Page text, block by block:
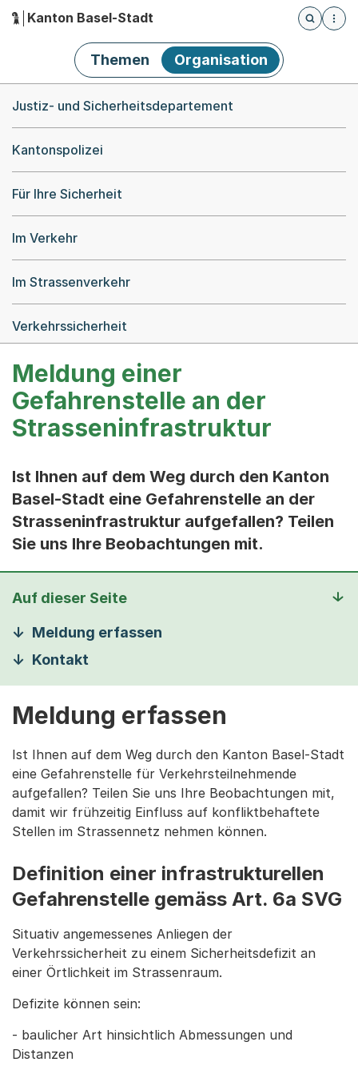
Hauptnavigation
Kanton Basel-Stadt
Öffnet
Themen Organisation
Justiz- und Sicherheitsdepartement
Kantonspolizei
Für Ihre Sicherheit
Im Verkehr
Im Strassenverkehr
Verkehrssicherheit
Meldung einer
Gefahrenstelle an der
Strasseninfrastruktur
Ist Ihnen auf dem Weg durch den Kanton
Basel-Stadt eine Gefahrenstelle an der
Strasseninfrastruktur aufgefallen? Teilen
Sie uns Ihre Beobachtungen mit.
Auf dieser Seite
Meldung erfassen
Kontakt
Meldung erfassen
Ist Ihnen auf dem Weg durch den Kanton Basel-Stadt
eine Gefahrenstelle für Verkehrsteilnehmende
aufgefallen? Teilen Sie uns Ihre Beobachtungen mit,
damit wir frühzeitig Einfluss auf konfliktbehaftete
Stellen im Strassennetz nehmen können.
Definition einer infrastrukturellen
Gefahrenstelle gemäss Art. 6a SVG
Situativ angemessenes Anliegen der
Verkehrssicherheit zu einem Sicherheitsdefizit an
einer Örtlichkeit im Strassenraum.
Defizite können sein:
- baulicher Art hinsichtlich Abmessungen und
Distanzen